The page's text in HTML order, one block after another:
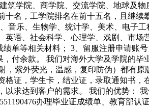
筑学院、商学院、交流学院、地球及
名，工学院排名在前十五名，且继
乐、生物学、统计学、美术、电子
语、社会科学、心理学、戏剧、市
单等相关材料； 3、留服注册申请
付余款。 我们对海外大学及学院的
，紫外荧光，温感，复印防伪）都有
证，学生卡，结业证，录取通知书
求达到客户的需求。 我们的优势：
办理毕业证成绩单、教育部